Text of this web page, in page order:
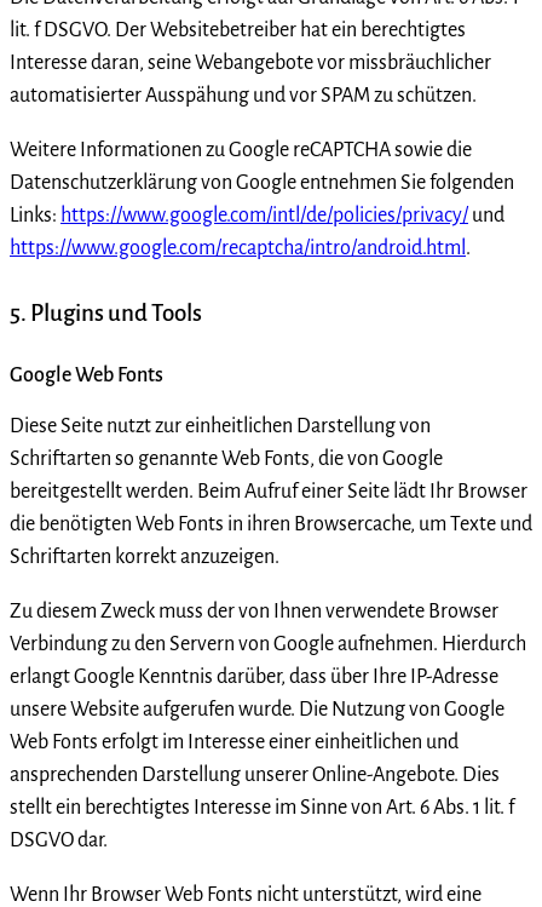
lit. f DSGVO. Der Websitebetreiber hat ein berechtigtes
Interesse daran, seine Webangebote vor missbräuchlicher
automatisierter Ausspähung und vor SPAM zu schützen.
Weitere Informationen zu Google reCAPTCHA sowie die
Datenschutzerklärung von Google entnehmen Sie folgenden
Links: https://www.google.com/intl/de/policies/privacy/ und
https://www.google.com/recaptcha/intro/android.html .
5. Plugins und Tools
Google Web Fonts
Diese Seite nutzt zur einheitlichen Darstellung von
Schriftarten so genannte Web Fonts, die von Google
bereitgestellt werden. Beim Aufruf einer Seite lädt Ihr Browser
die benötigten Web Fonts in ihren Browsercache, um Texte und
Schriftarten korrekt anzuzeigen.
Zu diesem Zweck muss der von Ihnen verwendete Browser
Verbindung zu den Servern von Google aufnehmen. Hierdurch
erlangt Google Kenntnis darüber, dass über Ihre IP-Adresse
unsere Website aufgerufen wurde. Die Nutzung von Google
Web Fonts erfolgt im Interesse einer einheitlichen und
ansprechenden Darstellung unserer Online-Angebote. Dies
stellt ein berechtigtes Interesse im Sinne von Art. 6 Abs. 1 lit. f
DSGVO dar.
Wenn Ihr Browser Web Fonts nicht unterstützt, wird eine